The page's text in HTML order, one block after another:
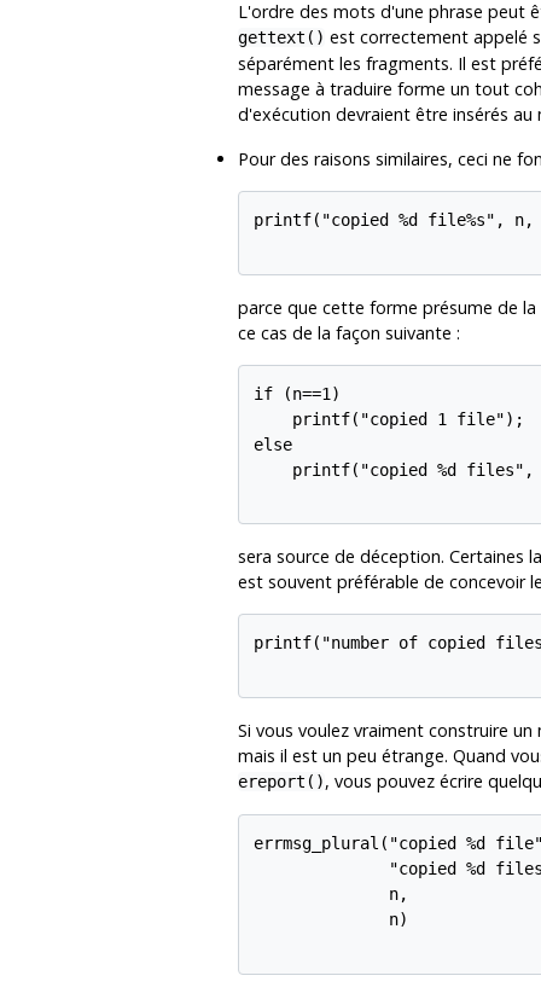
L'ordre des mots d'une phrase peut
gettext() est correctement appelé
séparément les fragments. Il est
message à traduire forme un tout
d'exécution devraient être insérés
Pour des raisons similaires, ceci ne
printf("copied %d file%s",
parce que cette forme présume de
ce cas de la façon suivante :
if (n==1)
    printf("copied 1 file");
else
printf("copied %d files",
sera source de déception. Certaines
est souvent préférable de concevoir
printf("number of copied
Si vous voulez vraiment construire
mais il est un peu étrange. Quand
ereport(), vous pouvez écrire
errmsg_plural("copied %d
"copied %d
              n,
              n)